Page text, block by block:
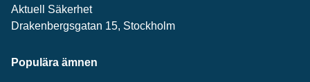
Aktuell Säkerhet
Drakenbergsgatan 15, Stockholm
Populära ämnen